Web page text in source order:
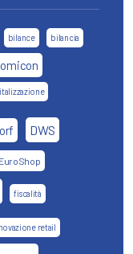
bilance bilancia
DWS
EuroShop
fiscalità
retail